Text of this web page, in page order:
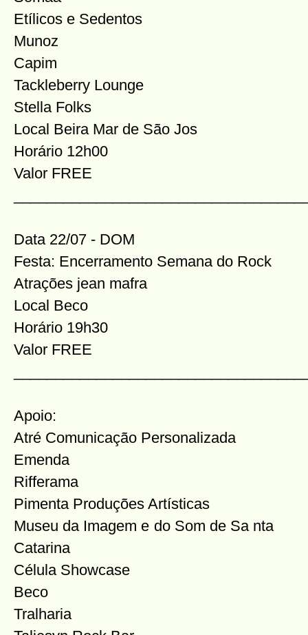
Etílicos e Sedentos
Munoz
Capim
Tackleberry Lounge
Stella Folks
Local Beira Mar de São Jos
Horário 12h00
Valor FREE
Data 22/07 - DOM
Festa: Encerramento Semana do Rock
Atrações jean mafra
Local Beco
Horário 19h30
Valor FREE
Apoio:
Atré Comunicação Personalizada
Emenda
Rifferama
Pimenta Produções Artísticas
Museu da Imagem e do Som de Sa nta
Catarina
Célula Showcase
Beco
Tralharia